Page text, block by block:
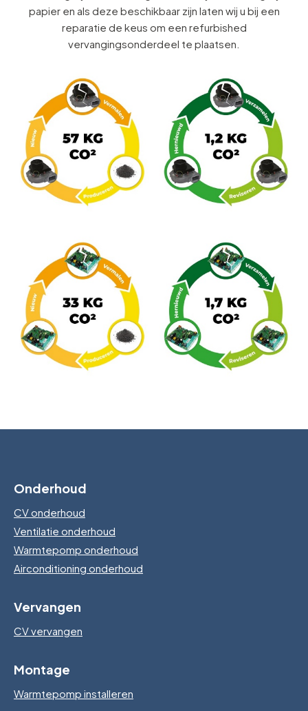
papier en als deze beschikbaar zijn laten wij u bij een
reparatie de keus om een refurbished
vervangingsonderdeel te plaatsen.
Onderhoud
CV onderhoud
Ventilatie onderhoud
Warmtepomp onderhoud
Airconditioning onderhoud
Vervangen
CV vervangen
Montage
Warmtepomp installeren